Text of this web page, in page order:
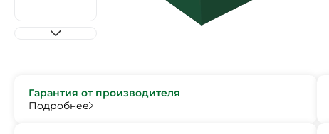
Гарантия от производителя
Подробнее